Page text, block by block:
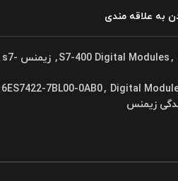
به علاقه مندی
S7-400 Digital Modules,
,
زیمنس s7-
6ES7422-7BL00-0AB0, Digital
زیمنس